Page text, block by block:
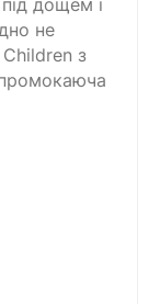
дощем і
не
з